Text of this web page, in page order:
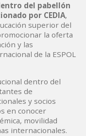
del pabellón
por CEDIA,
superior del
la oferta
y las
de la ESPOL
dentro del
de
y socios
en conocer
movilidad
internacionales.